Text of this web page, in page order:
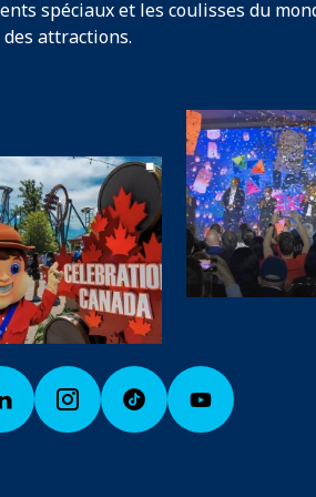
spéciaux et les coulisses du
des attractions.